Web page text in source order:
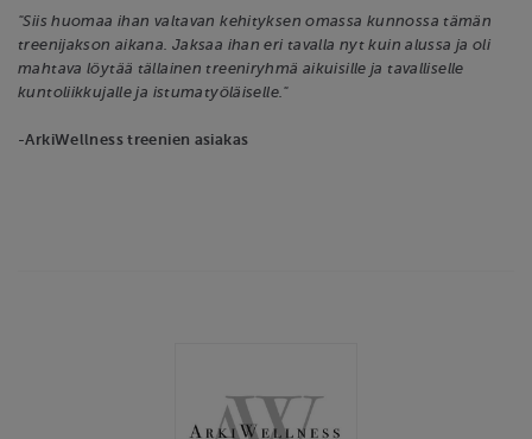
"Siis huomaa ihan valtavan kehityksen omassa kunnossa tämän
treenijakson aikana. Jaksaa ihan eri tavalla nyt kuin alussa ja oli
mahtava löytää tällainen treeniryhmä aikuisille ja tavalliselle
kuntoliikkujalle ja istumatyöläiselle."
-ArkiWellness treenien asiakas